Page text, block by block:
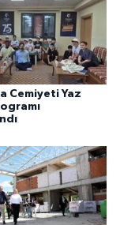
Cemiyeti Yaz